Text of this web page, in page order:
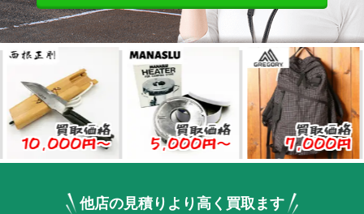
買取価格
円〜
買取価格
5,000円〜
買取価格
7,000円
他店の見積りより高く買取ます